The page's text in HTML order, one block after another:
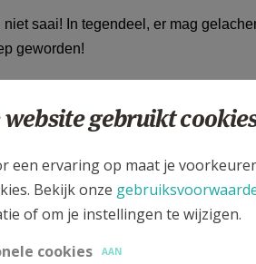
saai! In tegendeel, er mag
geworden!
website gebruikt
een ervaring op maat je
Bekijk onze
of om je instellingen te wijzigen.
cookies
AAN